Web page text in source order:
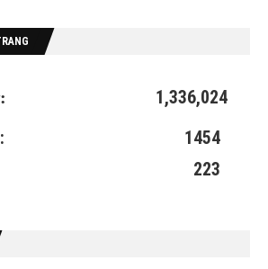
1,336,024
1454
223